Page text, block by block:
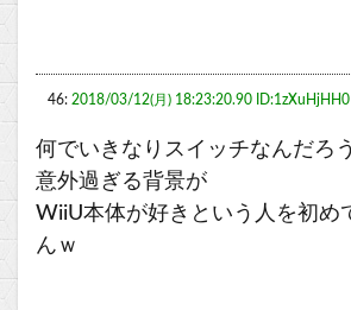
46: 2018/03/12(月) 18:23:20.90 ID:1zXuHjHH0
何でいきなりスイッチなんだろ
意外過ぎる背景が
WiiU本体が好きという人を初め
んｗ